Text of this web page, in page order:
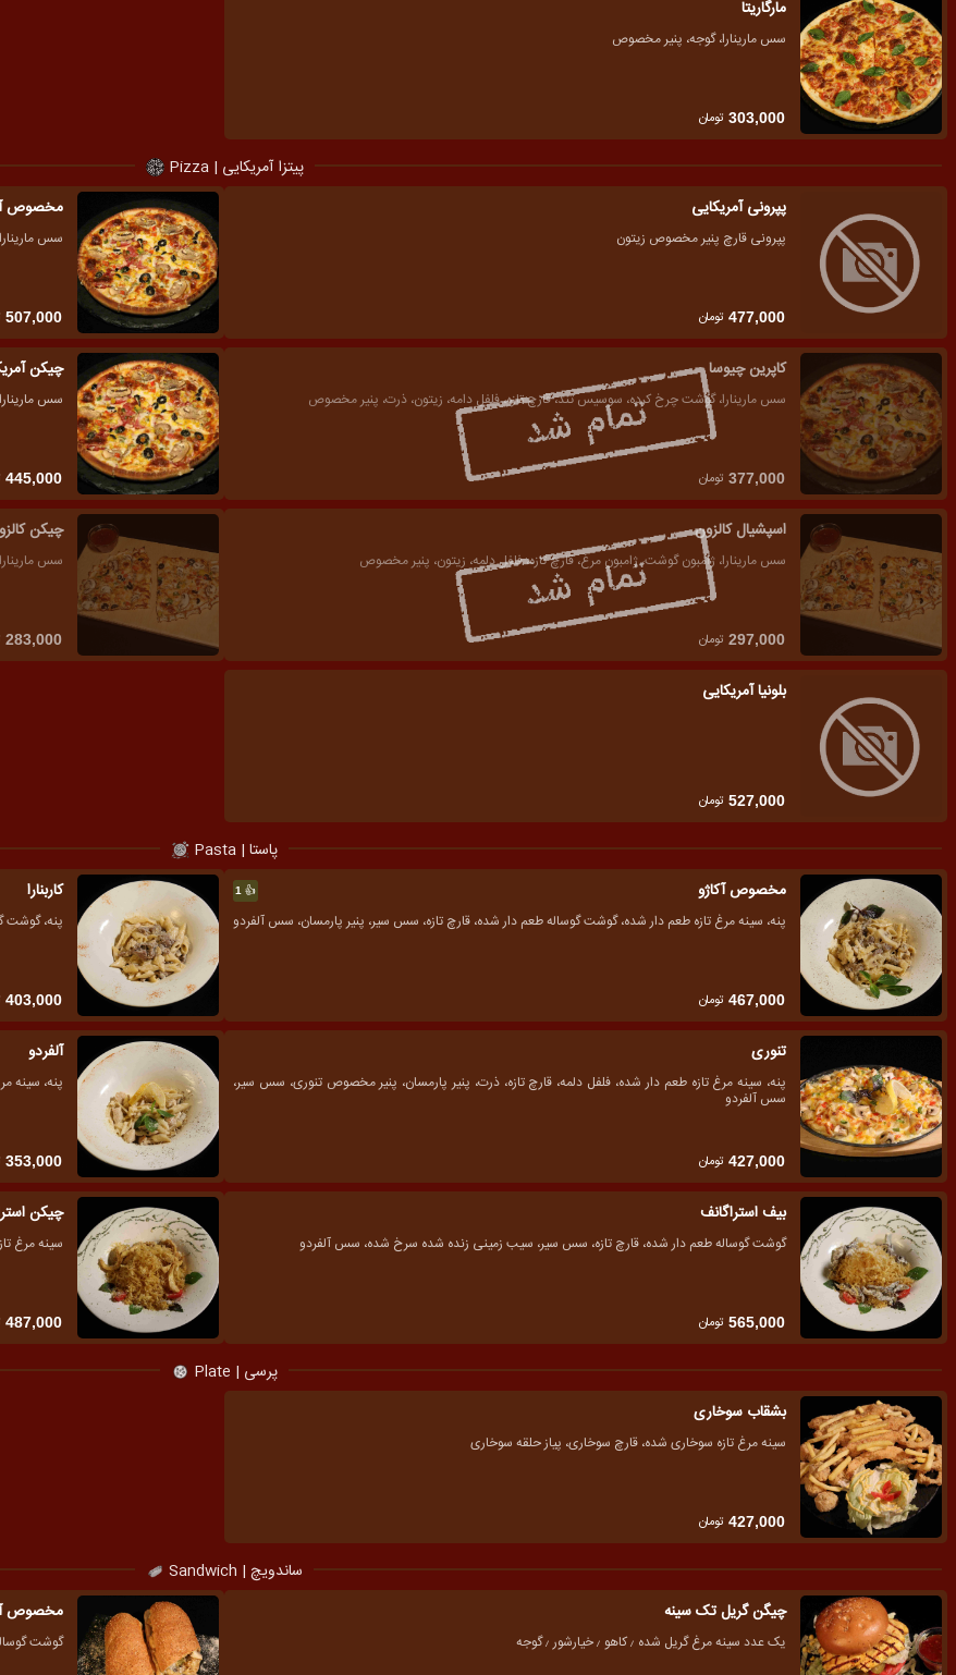
مارگاریتا
سس مارینارا، گوجه، پنیر مخصوص
303,000 تومان
پیتزا آمریکایی | Pizza
پپرونی آمریکایی
پپرونی قارچ پنیر مخصوص زیتون
477,000 تومان
مخصوص
سس
507,000
کاپرین چیوسا
سس مارینارا، گوشت چرخ کرده، سوسیس تند، قارچ تازه، فلفل دامه، زیتون، ذرت، پنیر مخصوص
377,000 تومان
چیکن
سس
445,000
اسپشیال کالزون
سس مارینارا، ژامبون گوشت، ژامبون مرغ، قارچ تازه، فلفل دلمه، زیتون، پنیر مخصوص
297,000 تومان
چیکن
سس
283,000
بلونیا آمریکایی
527,000 تومان
پاستا | Pasta
👍
1 مخصوص آکاژو
پنه، سینه مرغ تازه طعم دار شده، گوشت گوساله طعم دار شده، قارچ تازه، سس سیر، پنیر پارمسان، سس آلفردو
467,000 تومان
کاربنارا
پنه، گوشت
403,000
تنوری
پنه، سینه مرغ تازه طعم دار شده، فلفل دلمه، قارچ تازه، ذرت، پنیر پارمسان، پنیر مخصوص تنوری، سس سیر،
سس آلفردو
427,000 تومان
آلفردو
پنه، سینه
353,000
بیف استراگانف
گوشت گوساله طعم دار شده، قارچ تازه، سس سیر، سیب زمینی زنده شده سرخ شده، سس آلفردو
565,000 تومان
چیکن
سینه مرغ
487,000
پرسی | Plate
بشقاب سوخاری
سینه مرغ تازه سوخاری شده، قارچ سوخاری، پیاز حلقه سوخاری
427,000 تومان
ساندویچ | Sandwich
چیگن گریل تک سینه
یک عدد سینه مرغ گریل شده ٫ کاهو ٫ خیارشور ٫ گوجه
مخصوص
گوشت